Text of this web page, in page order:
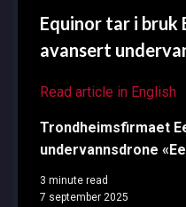
Equinor tar i bruk
avansert
Read article in English
Trondheimsfirmaet
undervannsdrone
3 minute read
7 september 2025